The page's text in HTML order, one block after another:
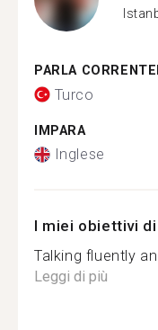
PARLA
Turco
IMPARA
Inglese
I miei obiettivi
Talking fluently
Leggi di più